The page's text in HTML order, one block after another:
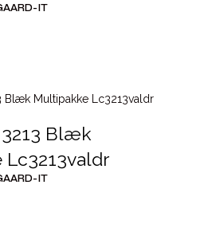
IT
Blæk
IT